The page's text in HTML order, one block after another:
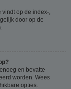
op de index-,
door op de
en bevatte
worden. Wees
opties.